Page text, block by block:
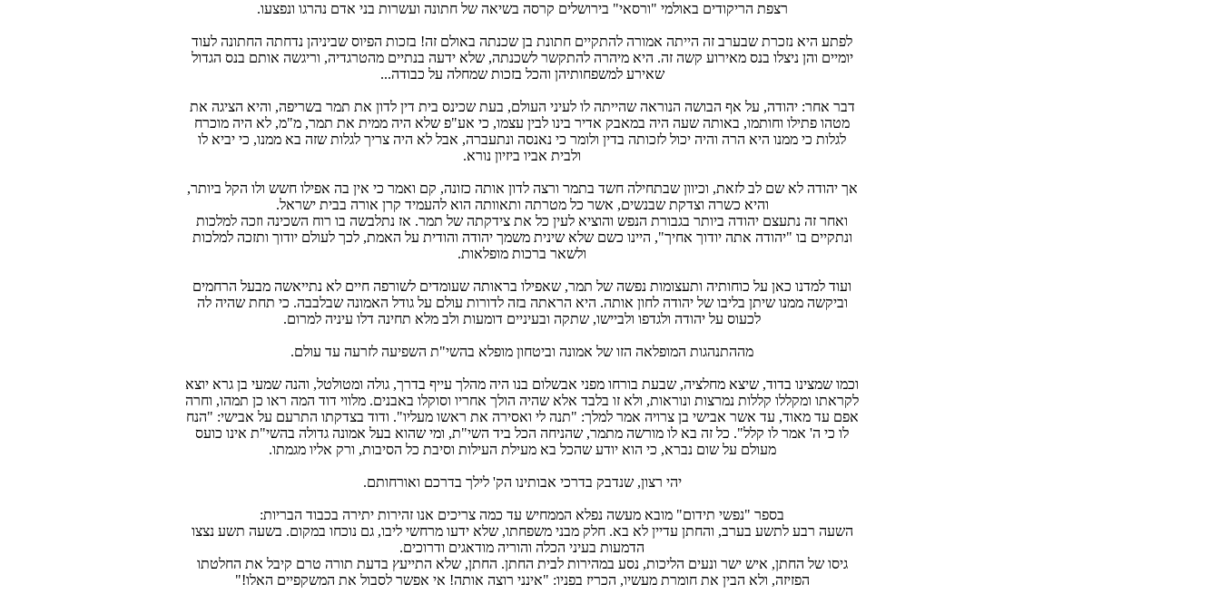
רצפת הריקודים באולמי "ורסאי" בירושלים קרסה בשיאה של חתונה ועשרות בני אדם נהרגו ונפצעו.
לפתע היא נזכרת שבערב זה הייתה אמורה להתקיים חתונת בן שכנתה באולם זה! בזכות הפיוס שביניהן נדחתה החתונה לעוד
יומיים והן ניצלו בנס מאירוע קשה זה. היא מיהרה להתקשר לשכנתה, שלא ידעה בנתיים מהטרגדיה, וריגשה אותם בנס הגדול
שאירע למשפחותיהן והכל בזכות שמחלה על כבודה...
דבר אחר: יהודה, על אף הבושה הנוראה שהייתה לו לעיני העולם, בעת שכינס בית דין לדון את תמר בשריפה, והיא הציגה את
מטהו פתילו וחותמו, באותה שעה היה במאבק אדיר בינו לבין עצמו, כי אע"פ שלא היה ממית את תמר, מ"מ, לא היה מוכרח
לגלות כי ממנו היא הרה והיה יכול לזכותה בדין ולומר כי נאנסה ונתעברה, אבל לא היה צריך לגלות שזה בא ממנו, כי יביא לו
ולבית אביו ביזיון נורא.
אך יהודה לא שם לב לזאת, וכיוון שבתחילה חשד בתמר ורצה לדון אותה כזונה, קם ואמר כי אין בה אפילו חשש ולו הקל ביותר,
והיא כשרה וצדקת שבנשים, אשר כל מטרתה ותאוותה הוא להעמיד קרן אורה בבית ישראל.
ואחר זה נתעצם יהודה ביותר בגבורת הנפש והוציא לעין כל את צידקתה של תמר. אז נתלבשה בו רוח השכינה וזכה למלכות
ונתקיים בו "יהודה אתה יודוך אחיך", היינו כשם שלא שינית משמך יהודה והודית על האמת, לכך לעולם יודוך ותזכה למלכות
ולשאר ברכות מופלאות.
ועוד למדנו כאן על כוחותיה ותעצומות נפשה של תמר, שאפילו בראותה שעומדים לשורפה חיים לא נתייאשה מבעל הרחמים
וביקשה ממנו שיתן בליבו של יהודה לחון אותה. היא הראתה בזה לדורות עולם על גודל האמונה שבלבבה. כי תחת שהיה לה
לכעוס על יהודה ולגדפו ולביישו, שתקה ובעיניים דומעות ולב מלא תחינה דלו עיניה למרום.
מההתנהגות המופלאה הזו של אמונה וביטחון מופלא בהשי"ת השפיעה לזרעה עד עולם.
וכמו שמצינו בדוד, שיצא מחלציה, שבעת בורחו מפני אבשלום בנו היה מהלך עייף בדרך, גולה ומטולטל, והנה שמעי בן גרא יוצא
לקראתו ומקללו קללות נמרצות ונוראות, ולא זו בלבד אלא שהיה הולך אחריו וסוקלו באבנים. מלווי דוד המה ראו כן תמהו, וחרה
אפם עד מאוד, עד אשר אבישי בן צרויה אמר למלך: "תנה לי ואסירה את ראשו מעליו". ודוד בצדקתו התרעם על אבישי: "הנח
לו כי ה' אמר לו קלל". כל זה בא לו מורשה מתמר, שהניחה הכל ביד השי"ת, ומי שהוא בעל אמונה גדולה בהשי"ת אינו כועס
מעולם על שום נברא, כי הוא יודע שהכל בא מעילת העילות וסיבת כל הסיבות, ורק אליו מגמתו.
יהי רצון, שנדבק בדרכי אבותינו הק' לילך בדרכם ואורחותם.
בספר "נפשי תידום" מובא מעשה נפלא הממחיש עד כמה צריכים אנו זהירות יתירה בכבוד הבריות:
השעה רבע לתשע בערב, והחתן עדיין לא בא. חלק מבני משפחתו, שלא ידעו מרחשי ליבו, גם נוכחו במקום. בשעה תשע נצצו
הדמעות בעיני הכלה והוריה מודאגים ודרוכים.
גיסו של החתן, איש ישר ונעים הליכות, נסע במהירות לבית החתן. החתן, שלא התייעץ בדעת תורה טרם קיבל את החלטתו
הפזיזה, ולא הבין את חומרת מעשיו, הכריז בפניו: "אינני רוצה אותה! אי אפשר לסבול את המשקפיים האלו!"